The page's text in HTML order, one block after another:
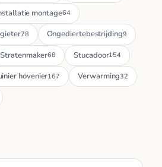
montage64
78 Ongediertebestrijding9
Stratenmaker68 Stucadoor154
hovenier167 Verwarming32